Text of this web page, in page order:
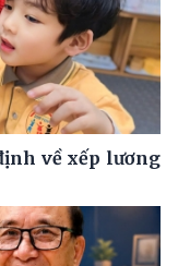
về xếp lương